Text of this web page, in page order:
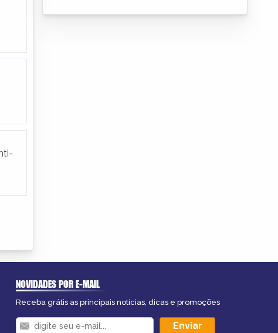
NOVIDADES POR E-MAIL
Receba grátis as principais notícias, dicas e promoções